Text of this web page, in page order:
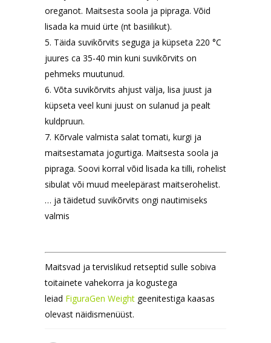
oreganot. Maitsesta soola ja pipraga. Võid
lisada ka muid ürte (nt basiilikut).
5. Täida suvikõrvits seguga ja küpseta 220 °C
juures ca 35-40 min kuni suvikõrvits on
pehmeks muutunud.
6. Võta suvikõrvits ahjust välja, lisa juust ja
küpseta veel kuni juust on sulanud ja pealt
kuldpruun.
7. Kõrvale valmista salat tomati, kurgi ja
maitsestamata jogurtiga. Maitsesta soola ja
pipraga. Soovi korral võid lisada ka tilli, rohelist
sibulat või muud meelepärast maitserohelist.
… ja täidetud suvikõrvits ongi nautimiseks
valmis
Maitsvad ja tervislikud retseptid sulle sobiva
toitainete vahekorra ja kogustega
leiad FiguraGen Weight geenitestiga kaasas
olevast näidismenüüst.